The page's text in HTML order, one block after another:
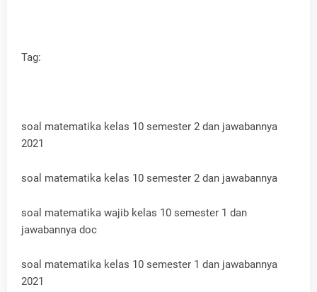
Tag:
soal matematika kelas 10 semester 2 dan jawabannya
2021
soal matematika kelas 10 semester 2 dan jawabannya
soal matematika wajib kelas 10 semester 1 dan
jawabannya doc
soal matematika kelas 10 semester 1 dan jawabannya
2021